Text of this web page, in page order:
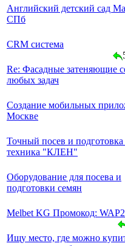
Английский детский сад
СПб
CRM система
Re: Фасадные затеняющие
любых задач
Создание мобильных
Москве
Точный посев и
техника "КЛЕН"
Оборудование для посева и
подготовки семян
Melbet KG Промокод:
Ищу место, где можно